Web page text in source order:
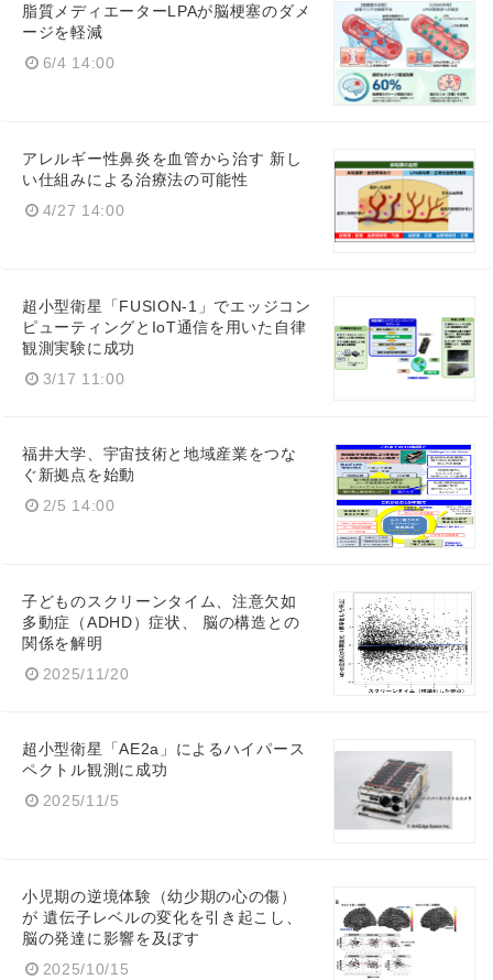
脂質メディエーターLPAが脳梗塞のダメ
ージを軽減
6/4 14:00
アレルギー性鼻炎を血管から治す 新し
い仕組みによる治療法の可能性
4/27 14:00
超小型衛星「FUSION-1」でエッジコン
ピューティングとIoT通信を用いた自律
観測実験に成功
3/17 11:00
福井大学、宇宙技術と地域産業をつな
ぐ新拠点を始動
2/5 14:00
子どものスクリーンタイム、注意欠如
多動症（ADHD）症状、 脳の構造との
関係を解明
2025/11/20
超小型衛星「AE2a」によるハイパース
ペクトル観測に成功
2025/11/5
小児期の逆境体験（幼少期の心の傷）
が 遺伝子レベルの変化を引き起こし、
脳の発達に影響を及ぼす
2025/10/15